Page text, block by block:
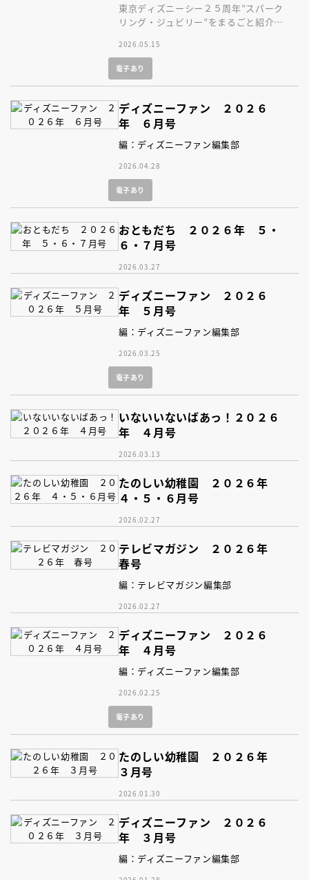
東京ディズニーシー２５周年”スパーク
リング・ジュビリー”をまるごと紹介す
2026.05.15
電子あり
ディズニーファン ２０２６
年 ６月号
編：ディズニーファン編集部
2026.04.28
電子あり
おともだち ２０２６年 ５・
６・７月号
2026.03.27
ディズニーファン ２０２６
年 ５月号
編：ディズニーファン編集部
2026.03.25
電子あり
いないいないばあっ！２０２６
年 ４月号
2026.03.13
たのしい幼稚園 ２０２６年
４・５・６月号
2026.02.27
テレビマガジン ２０２６年
春号
編：テレビマガジン編集部
2026.02.27
ディズニーファン ２０２６
年 ４月号
編：ディズニーファン編集部
2026.02.25
電子あり
たのしい幼稚園 ２０２６年
３月号
2026.01.30
ディズニーファン ２０２６
年 ３月号
編：ディズニーファン編集部